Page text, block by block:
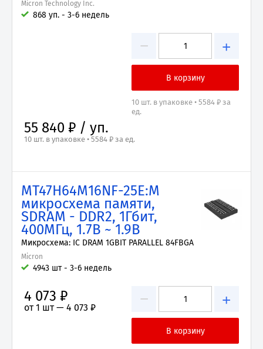
Micron Technology Inc.
868 уп. - 3-6 недель
− +
10 шт. в упаковке • 5584 ₽ за
ед.
55 840 ₽ / уп.
10 шт. в упаковке • 5584 ₽ за ед.
MT47H64M16NF-25E:M
микросхема памяти,
SDRAM - DDR2, 1Гбит,
400МГц, 1.7В ~ 1.9В
Микросхема: IC DRAM 1GBIT PARALLEL 84FBGA
Micron
4943 шт - 3-6 недель
− +
4 073 ₽
от 1 шт — 4 073 ₽